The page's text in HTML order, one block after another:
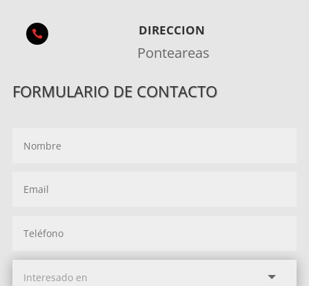
 DIRECCION
Ponteareas
FORMULARIO DE CONTACTO